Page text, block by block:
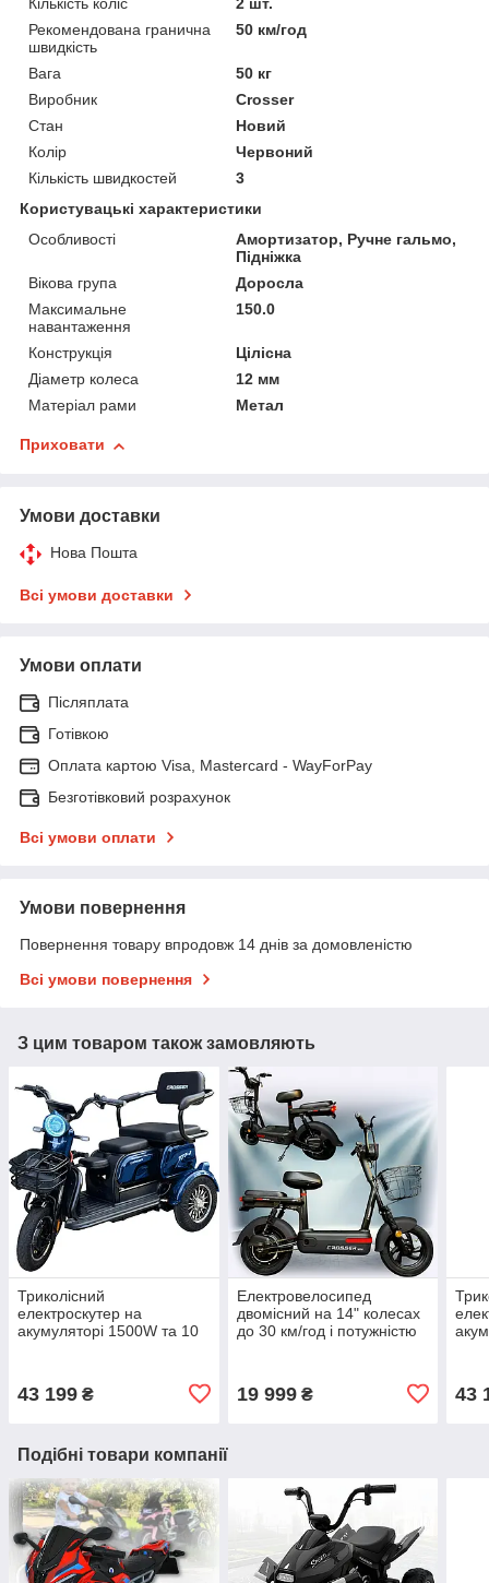
Кількість коліс
2 шт.
Рекомендована гранична
швидкість
50 км/год
Вага
50 кг
Виробник
Crosser
Стан
Новий
Колір
Червоний
Кількість швидкостей
3
Користувацькі характеристики
Особливості
Амортизатор, Ручне гальмо,
Підніжка
Вікова група
Доросла
Максимальне
навантаження
150.0
Конструкція
Цілісна
Діаметр колеса
12 мм
Матеріал рами
Метал
Приховати
Умови доставки
Нова Пошта
Всі умови доставки
Умови оплати
Післяплата
Готівкою
Оплата картою Visa, Mastercard - WayForPay
Безготівковий розрахунок
Всі умови оплати
Умови повернення
Повернення товару впродовж 14 днів за домовленістю
Всі умови повернення
З цим товаром також замовляють
Триколісний
електроскутер на
акумуляторі 1500W та 10
43 199 ₴
Електровелосипед
двомісний на 14" колесах
до 30 км/год і потужністю
19 999₴ 43
Подібні товари компанії